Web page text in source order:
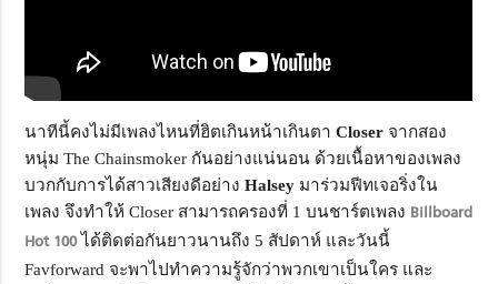
นาทีนี้คงไม่มีเพลงไหนที่ฮิตเกินหน้าเกินตาCloser จากสอง
หนุ่ม The Chainsmoker กันอย่างแน่นอน ด้วยเนื้อหาของเพลง
บวกกับการได้สาวเสียงดีอย่างHalsey มาร่วมฟีทเจอริ่งใน
เพลง จึงทำให้ Closer สามารถครองที่ 1 บนชาร์ตเพลง Billboard
Hot 100ได้ติดต่อกันยาวนานถึง 5 สัปดาห์ และวันนี้
Favforward จะพาไปทำความรู้จักว่าพวกเขาเป็นใคร และ